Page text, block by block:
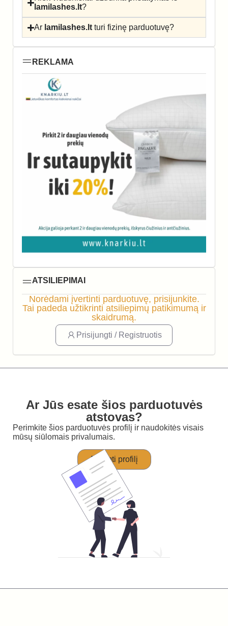
lamilashes.lt?
Ar lamilashes.lt turi fizinę parduotuvę?
REKLAMA
ATSILIEPIMAI
Norėdami įvertinti parduotuvę, prisijunkite.
Tai padeda užtikrinti atsiliepimų patikimumą ir
skaidrumą.
Prisijungti / Registruotis
Ar Jūs esate šios parduotuvės
atstovas?
Perimkite šios parduotuvės profilį ir naudokitės visais
mūsų siūlomais privalumais.
Perimti profilį